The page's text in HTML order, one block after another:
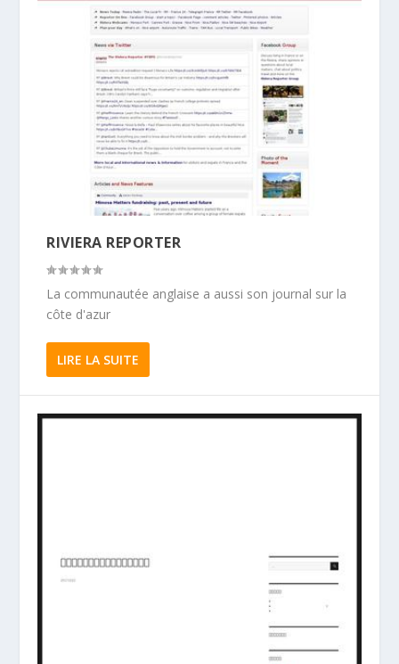
RIVIERA REPORTER
La communautée anglaise a aussi son journal sur la
côte d'azur
LIRE LA SUITE